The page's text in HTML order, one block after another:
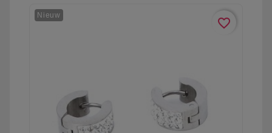
Nieuw
favorite_border